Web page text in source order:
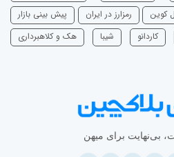
کوین رمزارز در ایران
پیش بینی بازار
‌کاردانو شیبا هک و کلاهبرداری
بی‌نهایت برای میهن